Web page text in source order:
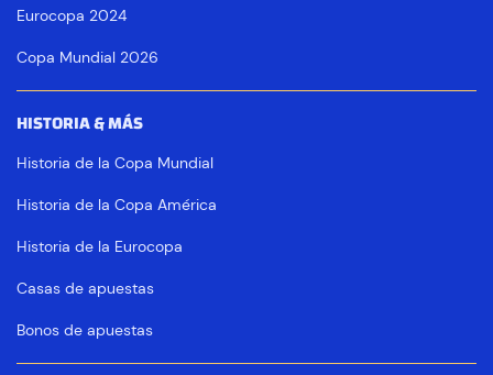
Eurocopa 2024
Copa Mundial 2026
HISTORIA & MÁS
Historia de la Copa Mundial
Historia de la Copa América
Historia de la Eurocopa
Casas de apuestas
Bonos de apuestas